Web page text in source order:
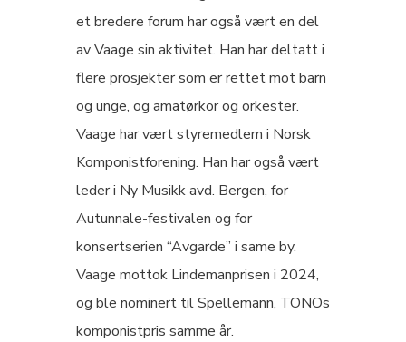
et bredere forum har også vært en del
av Vaage sin aktivitet. Han har deltatt i
flere prosjekter som er rettet mot barn
og unge, og amatørkor og orkester.
Vaage har vært styremedlem i Norsk
Komponistforening. Han har også vært
leder i Ny Musikk avd. Bergen, for
Autunnale-festivalen og for
konsertserien “Avgarde” i same by.
Vaage mottok Lindemanprisen i 2024,
og ble nominert til Spellemann, TONOs
komponistpris samme år.